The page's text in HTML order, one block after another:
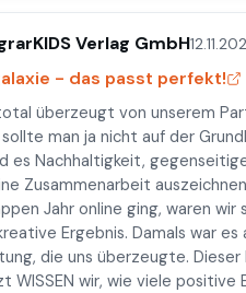
Verlag GmbH
- das passt perfekt!
überzeugt von unserem
man ja nicht auf der
es Nachhaltigkeit,
Zusammenarbeit
Jahr online ging, waren
Ergebnis. Damals war
die uns überzeugte.
WISSEN wir, wie viele